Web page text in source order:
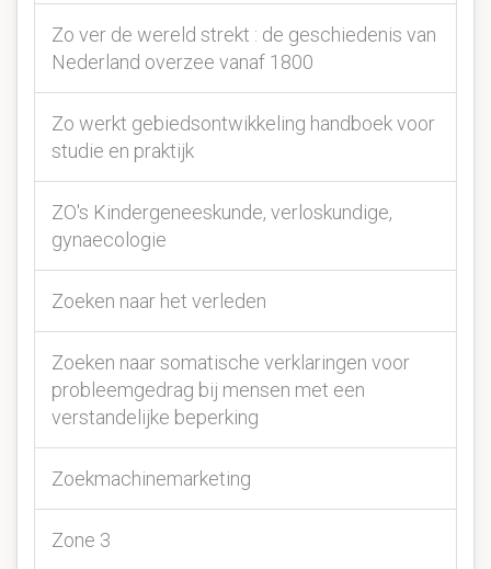
Zo ver de wereld strekt : de geschiedenis van
Nederland overzee vanaf 1800
Zo werkt gebiedsontwikkeling handboek voor
studie en praktijk
ZO's Kindergeneeskunde, verloskundige,
gynaecologie
Zoeken naar het verleden
Zoeken naar somatische verklaringen voor
probleemgedrag bij mensen met een
verstandelijke beperking
Zoekmachinemarketing
Zone 3